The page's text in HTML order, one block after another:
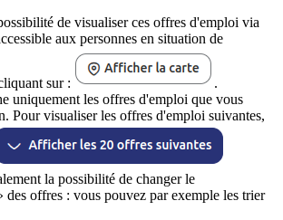
de visualiser ces offres d'emploi via
aux personnes en situation de
sur :
.
uniquement les offres d'emploi que vous
Pour visualiser les offres d'emploi suivantes,
la possibilité de changer le
des offres : vous pouvez par exemple les trier